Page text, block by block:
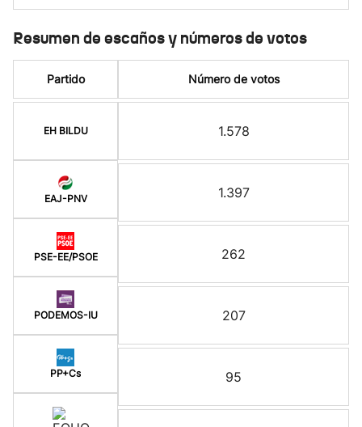
Resumen de escaños y números de votos
Partido
EH BILDU
EAJ-PNV
PSE-EE/PSOE
PODEMOS-IU
PP+Cs
Número de votos
1.578
1.397
262
207
95